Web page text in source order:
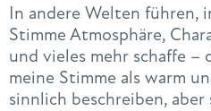
In andere Welten führen,
Stimme Atmosphäre,
und vieles mehr schaffe –
meine Stimme als warm
sinnlich beschreiben,